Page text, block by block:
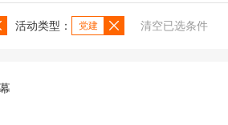
活动类型： 党建 清空已选条件